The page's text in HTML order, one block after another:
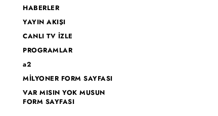
HABERLER
YAYIN AKIŞI
CANLI TV İZLE
PROGRAMLAR
a2
MİLYONER FORM SAYFASI
VAR MISIN YOK MUSUN
FORM SAYFASI